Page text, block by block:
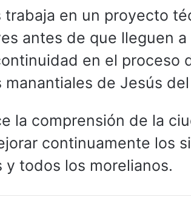
trabaja en un proyecto
antes de que lleguen
en el proceso
de Jesús
la comprensión de la
continuamente los
todos los morelianos.